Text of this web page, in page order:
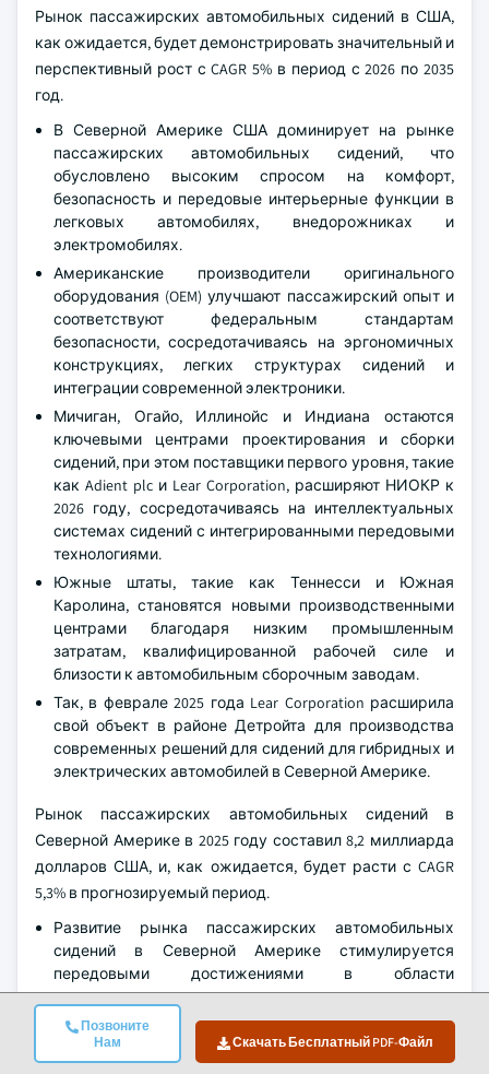
Позвоните
Нам
Скачать Бесплатный PDF-Файл
Рынок пассажирских автомобильных сидений в США,
как ожидается, будет демонстрировать значительный и
перспективный рост с CAGR 5% в период с 2026 по 2035
год.
В Северной Америке США доминирует на рынке
пассажирских автомобильных сидений, что
обусловлено высоким спросом на комфорт,
безопасность и передовые интерьерные функции в
легковых автомобилях, внедорожниках и
электромобилях.
Американские производители оригинального
оборудования (OEM) улучшают пассажирский опыт и
соответствуют федеральным стандартам
безопасности, сосредотачиваясь на эргономичных
конструкциях, легких структурах сидений и
интеграции современной электроники.
Мичиган, Огайо, Иллинойс и Индиана остаются
ключевыми центрами проектирования и сборки
сидений, при этом поставщики первого уровня, такие
как Adient plc и Lear Corporation, расширяют НИОКР к
2026 году, сосредотачиваясь на интеллектуальных
системах сидений с интегрированными передовыми
технологиями.
Южные штаты, такие как Теннесси и Южная
Каролина, становятся новыми производственными
центрами благодаря низким промышленным
затратам, квалифицированной рабочей силе и
близости к автомобильным сборочным заводам.
Так, в феврале 2025 года Lear Corporation расширила
свой объект в районе Детройта для производства
современных решений для сидений для гибридных и
электрических автомобилей в Северной Америке.
Рынок пассажирских автомобильных сидений в
Северной Америке в 2025 году составил 8,2 миллиарда
долларов США, и, как ожидается, будет расти с CAGR
5,3% в прогнозируемый период.
Развитие рынка пассажирских автомобильных
сидений в Северной Америке стимулируется
передовыми достижениями в области
материаловедения, строгими стандартами
безопасности и поставщиками первого уровня,
специализирующимися на инновационных
технологиях сидений.